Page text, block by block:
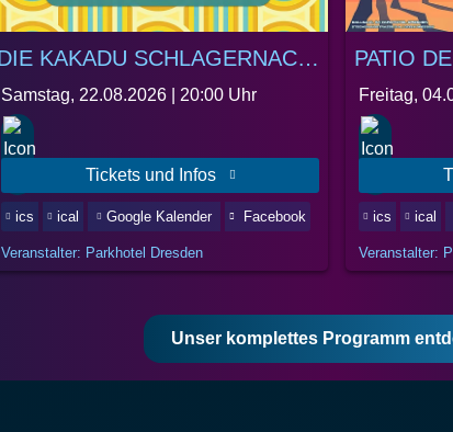
DIE KAKADU SCHLAGERNACHT
Samstag, 22.08.2026 | 20:00 Uhr
Tickets und Infos
ics ical Google Kalender Facebook
Veranstalter: Parkhotel Dresden
Freitag,
ics ical
Veranstalter:
Unser komplettes Programm